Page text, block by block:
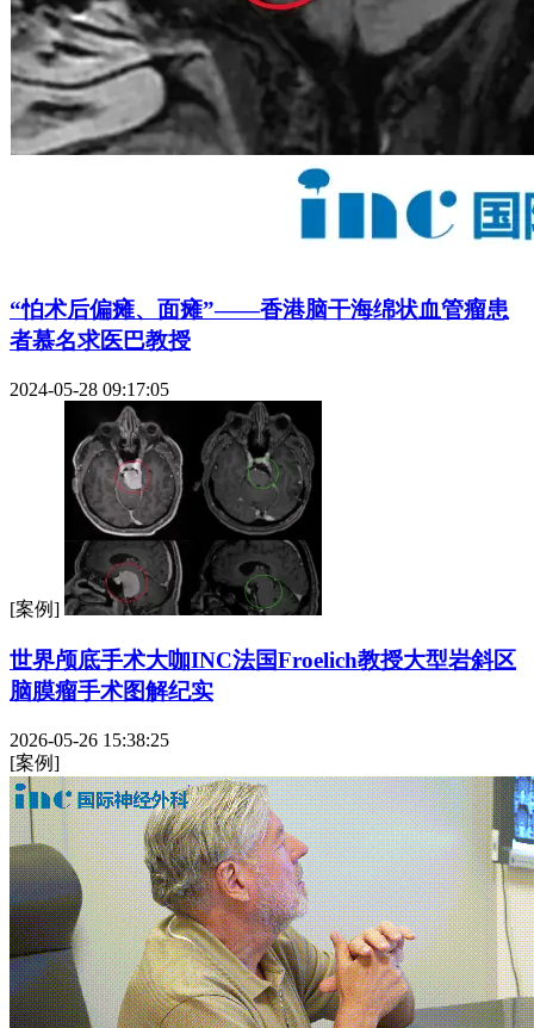
“怕术后偏瘫、面瘫”——香港脑干海绵状血管瘤患
者慕名求医巴教授
2024-05-28 09:17:05
[案例]
世界颅底手术大咖INC法国Froelich教授大型岩斜区
脑膜瘤手术图解纪实
2026-05-26 15:38:25
[案例]